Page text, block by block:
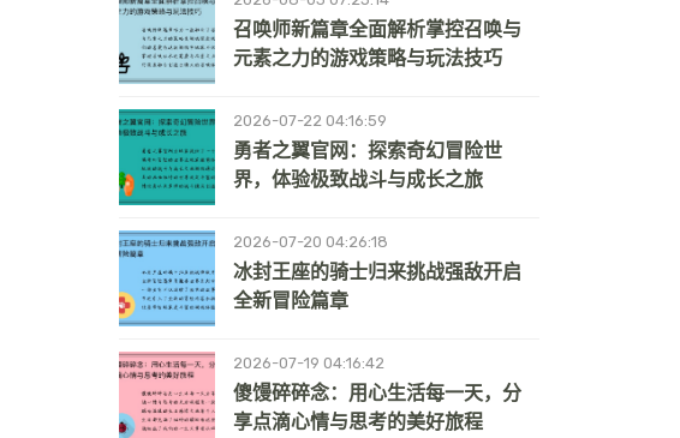
召唤师新篇章全面解析掌控召唤与
元素之力的游戏策略与玩法技巧
2026-07-22 04:16:59
勇者之翼官网：探索奇幻冒险世
界，体验极致战斗与成长之旅
2026-07-20 04:26:18
冰封王座的骑士归来挑战强敌开启
全新冒险篇章
2026-07-19 04:16:42
傻馒碎碎念：用心生活每一天，分
享点滴心情与思考的美好旅程